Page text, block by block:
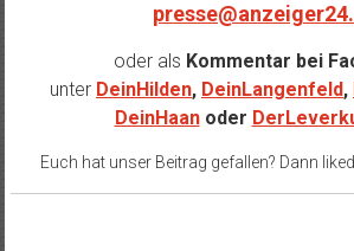
oder als Kommentar bei
unter DeinHilden, DeinLangenfeld,
DeinHaanoder
Euch hat unser Beitrag gefallen? Dann